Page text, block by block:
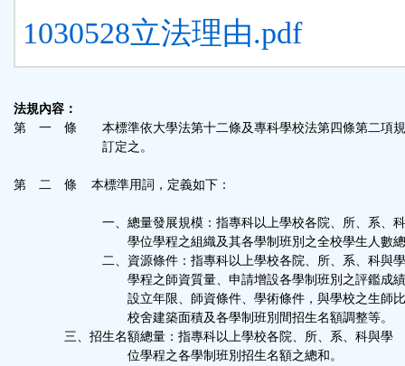
1030528立法理由.pdf
法規內容：
第 一 條 本標準依大學法第十二條及專科學校法第四條第二項
訂定之。
第 二 條 本標準用詞，定義如下：
一、總量發展規模：指專科以上學校各院、所、系、
學位學程之組織及其各學制班別之全校學生人數總
二、資源條件：指專科以上學校各院、所、系、科與
學程之師資質量、申請增設各學制班別之評鑑成績
設立年限、師資條件、學術條件，與學校之生師比
校舍建築面積及各學制班別間招生名額調整等。
三、招生名額總量：指專科以上學校各院、所、系、科與學
位學程之各學制班別招生名額之總和。